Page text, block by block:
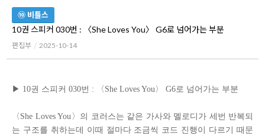
⑩ 비틀스
10권 스피커 030번 : 〈She Loves You〉 G6로 넘어가는 부분
편집부 2025-10-14
▶ 10권 스피커 030번 : 〈She Loves You〉 G6로 넘어가는 부분
〈She Loves You〉의 코러스는 같은 가사와 멜로디가 세번 반복되
는 구조를 취하는데 이때 절마다 조금씩 코드 진행이 다르기 때문